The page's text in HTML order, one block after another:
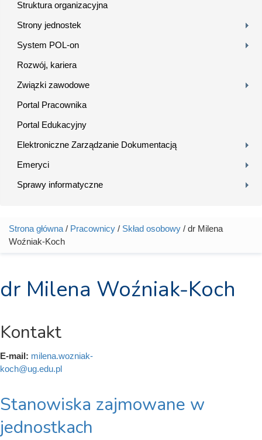
Struktura organizacyjna
Strony jednostek
System POL-on
Rozwój, kariera
Związki zawodowe
Portal Pracownika
Portal Edukacyjny
Elektroniczne Zarządzanie Dokumentacją
Emeryci
Sprawy informatyczne
Jesteś tutaj
Strona główna / Pracownicy / Skład osobowy / dr Milena
Woźniak-Koch
dr Milena Woźniak-Koch
Kontakt
E-mail: milena.wozniak-
koch@ug.edu.pl
Stanowiska zajmowane w
jednostkach